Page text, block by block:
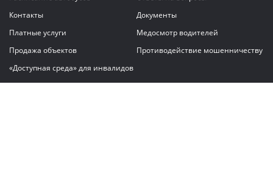
Контакты
Документы
Платные услуги
Медосмотр водителей
Продажа объектов
Противодействие мошенничеству
«Доступная среда» для инвалидов